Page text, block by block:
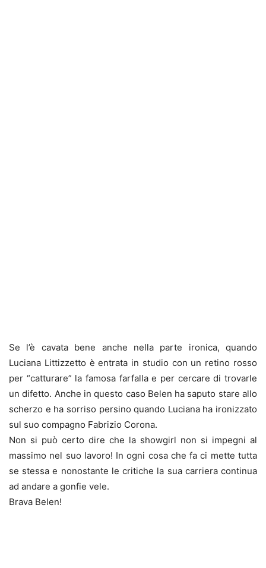
Se l’è cavata bene anche nella parte ironica, quando
Luciana Littizzetto è entrata in studio con un retino rosso
per “catturare” la famosa farfalla e per cercare di trovarle
un difetto. Anche in questo caso Belen ha saputo stare allo
scherzo e ha sorriso persino quando Luciana ha ironizzato
sul suo compagno Fabrizio Corona.
Non si può certo dire che la showgirl non si impegni al
massimo nel suo lavoro! In ogni cosa che fa ci mette tutta
se stessa e nonostante le critiche la sua carriera continua
ad andare a gonfie vele.
Brava Belen!